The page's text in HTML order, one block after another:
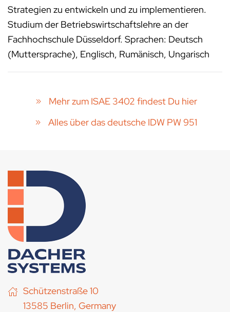
Strategien zu entwickeln und zu implementieren.
Studium der Betriebswirtschaftslehre an der
Fachhochschule Düsseldorf. Sprachen: Deutsch
(Muttersprache), Englisch, Rumänisch, Ungarisch
Mehr zum ISAE 3402 findest Du hier
Alles über das deutsche IDW PW 951
Schützenstraße 10
13585 Berlin, Germany